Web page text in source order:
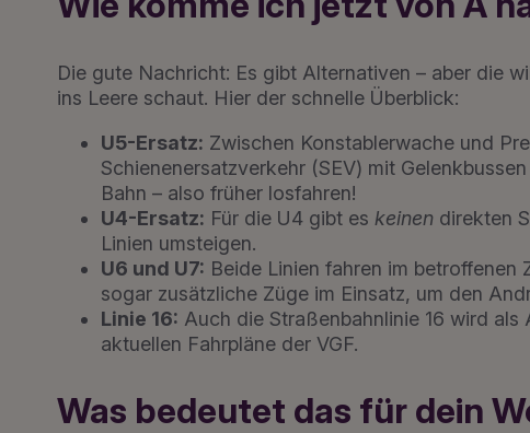
Die gute Nachricht: Es gibt Alternativen – aber die
ins Leere schaut. Hier der schnelle Überblick:
U5-Ersatz: Zwischen Konstablerwache und
Schienenersatzverkehr (SEV) mit
Bahn – also früher losfahren!
U4-Ersatz: Für die U4 gibt es keinen direkten
Linien umsteigen.
U6 und U7: Beide Linien fahren im
sogar zusätzliche Züge im Einsatz, um den
Linie 16: Auch die Straßenbahnlinie 16 wird
aktuellen Fahrpläne der VGF.
Was bedeutet das für dein